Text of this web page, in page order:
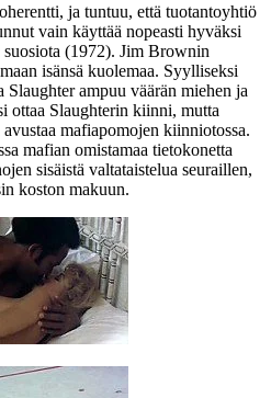
ja tuntuu, että tuotantoyhtiö
vain käyttää nopeasti hyväksi
suosiota (1972). Jim Brownin
isänsä kuolemaa. Syylliseksi
ampuu väärän miehen ja
ottaa Slaughterin kiinni, mutta
mafiapomojen kiinniotossa.
mafian omistamaa tietokonetta
sisäistä valtataistelua seuraillen,
koston makuun.